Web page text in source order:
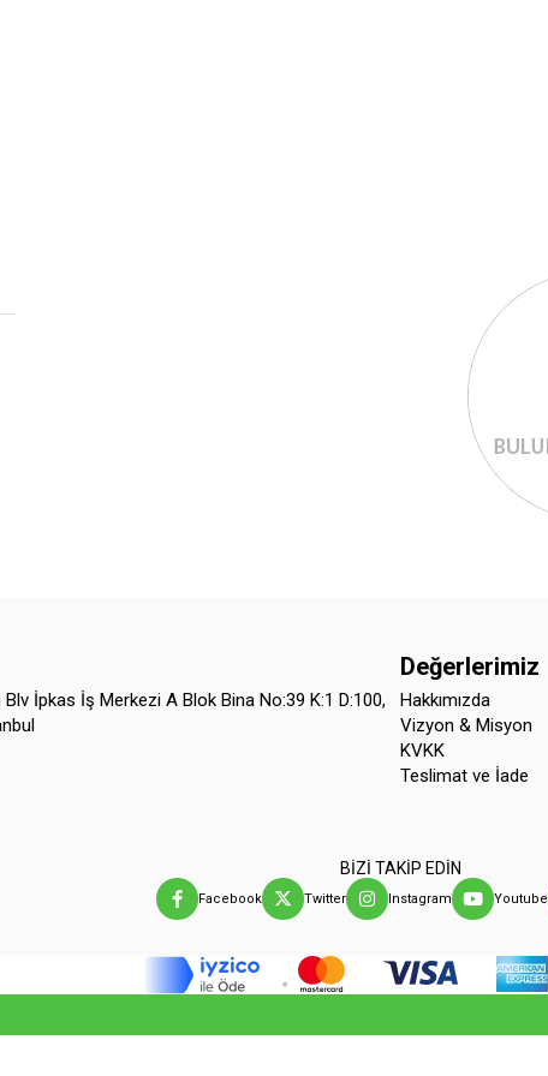
İpkas İş Merkezi A Blok Bina No:39 K:1 D:100,
Değerlerimiz
Hakkımızda
Vizyon & Misyon
KVKK
Teslimat ve İade
BİZİ TAKİP EDİN
Facebook Twitter Instagram Youtube